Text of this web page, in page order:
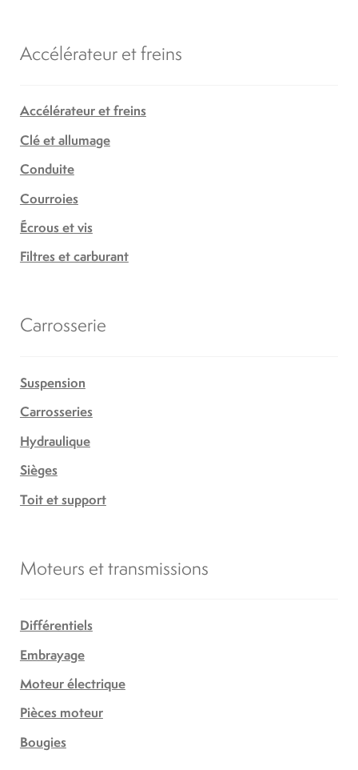
Accélérateur et freins
Accélérateur et freins
Clé et allumage
Conduite
Courroies
Écrous et vis
Filtres et carburant
Carrosserie
Suspension
Carrosseries
Hydraulique
Sièges
Toit et support
Moteurs et transmissions
Différentiels
Embrayage
Moteur électrique
Pièces moteur
Bougies